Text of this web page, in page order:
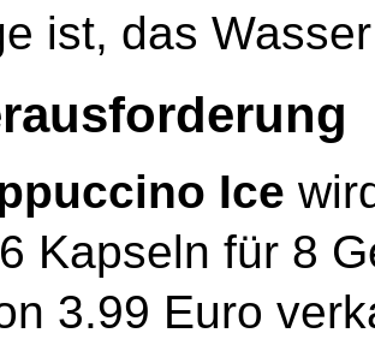
ist, das
Ice
Kapseln für 8
3.99 Euro